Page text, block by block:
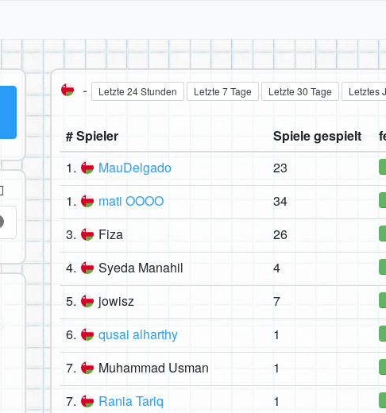
- Letzte 24 Stunden Letzte 7 Tage Letzte 30 Tage Letztes
# Spieler Spiele gespielt
1.
MauDelgado 23
1. mati OOOO 34
3. Fiza 26
4. Syeda Manahil 4
5. jowisz 7
6. qusai alharthy 1
7. Muhammad Usman 1
7. Rania Tariq 1